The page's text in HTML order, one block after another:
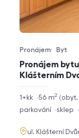
Pronájem
Klášterním
Typ nabídky
Pronájem
Typ nemovitosti
Byt
rozměry
dispozice
1+kk 56 m2
funkce
parkování sklep
adresa
ul. Klášterní